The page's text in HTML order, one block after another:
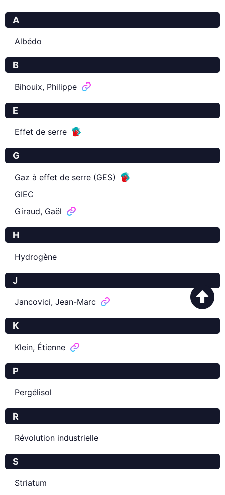
A
Albédo
B
Bihouix, Philippe
E
Effet de serre
G
Gaz à effet de serre (GES)
GIEC
Giraud, Gaël
H
Hydrogène
J
Jancovici, Jean-Marc
K
Klein, Étienne
P
Pergélisol
R
Révolution industrielle
S
Striatum